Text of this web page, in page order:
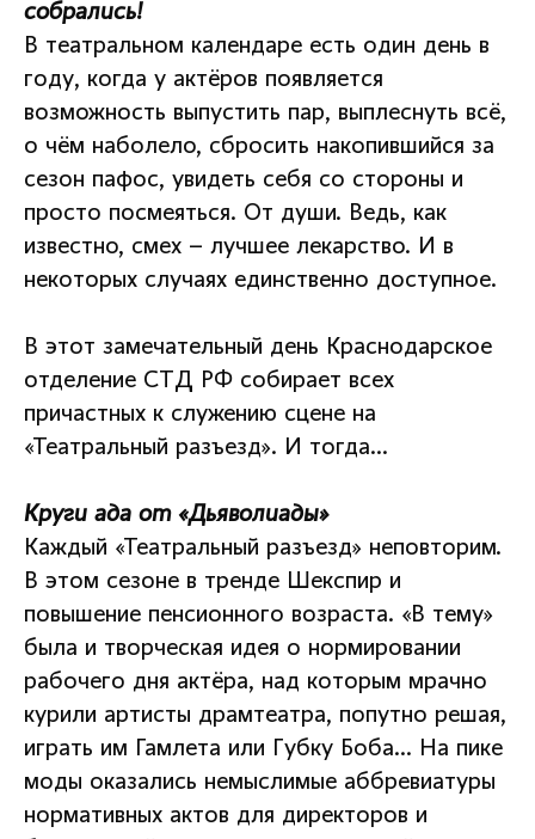
собрались!
В театральном календаре есть один день в
году, когда у актёров появляется
возможность выпустить пар, выплеснуть всё,
о чём наболело, сбросить накопившийся за
сезон пафос, увидеть себя со стороны и
просто посмеяться. От души. Ведь, как
известно, смех – лучшее лекарство. И в
некоторых случаях единственно доступное.
В этот замечательный день Краснодарское
отделение СТД РФ собирает всех
причастных к служению сцене на
«Театральный разъезд». И тогда…
Круги ада от «Дьяволиады»
Каждый «Театральный разъезд» неповторим.
В этом сезоне в тренде Шекспир и
повышение пенсионного возраста. «В тему»
была и творческая идея о нормировании
рабочего дня актёра, над которым мрачно
курили артисты драмтеатра, попутно решая,
играть им Гамлета или Губку Боба… На пике
моды оказались немыслимые аббревиатуры
нормативных актов для директоров и